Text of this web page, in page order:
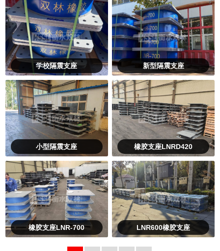
学校隔震支座 新型隔震支座
小型隔震支座 橡胶支座LNRD420
橡胶支座LNR-700 LNR600橡胶支座